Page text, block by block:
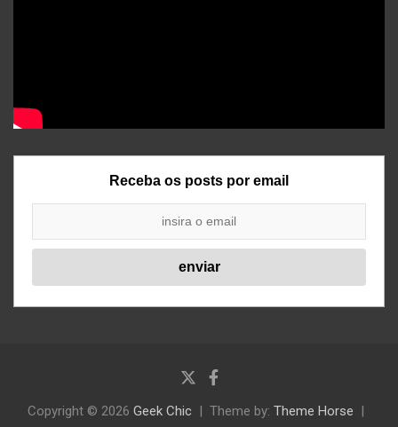
Receba os posts por email
Copyright © 2026 Geek Chic Theme by: Theme Horse